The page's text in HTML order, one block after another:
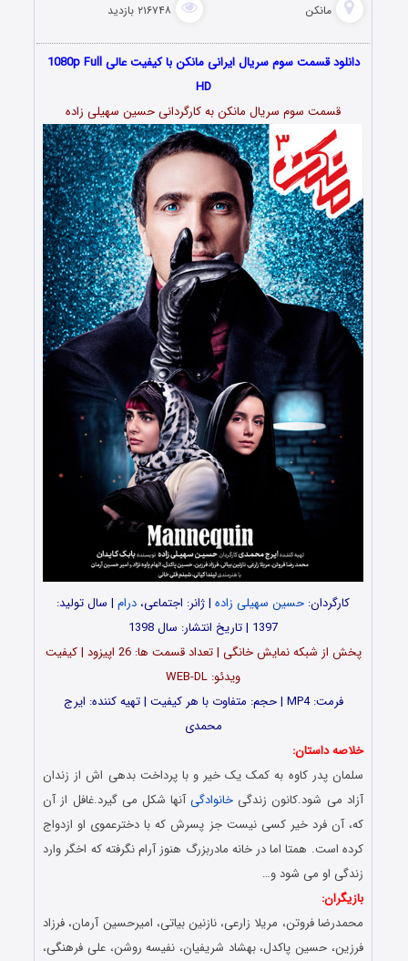
مانکن ۲۱۶۷۴۸ بازدید
دانلود قسمت سوم سریال ایرانی مانکن با کیفیت عالی 1080p Full
HD
قسمت سوم سریال مانکن به کارگردانی حسین سهیلی زاده
کارگردان: حسین سهیلی زاده | ژانر: اجتماعی، درام | سال تولید:
1397 | تاریخ انتشار: سال 1398
پخش از شبکه نمایش خانگی | تعداد قسمت ها: 26 اپیزود | کیفیت
ویدئو: WEB-DL
فرمت: MP4 | حجم: متفاوت با هر کیفیت | تهیه کننده:
ایرج
محمدی
خلاصه داستان:
سلمان پدر کاوه به کمک یک خیر و با پرداخت بدهی اش از زندان
آزاد می شود.کانون زندگی خانوادگیآنها شکل می گیرد.غافل از آن
که، آن فرد خیر کسی نیست جز پسرش که با دخترعموی او ازدواج
کرده است. همتا اما در خانه مادربزرگ هنوز آرام نگرفته که اخگر وارد
زندگی او می شود و…
بازیگران:
محمدرضا فروتن، مریلا زارعی، نازنین بیاتی، امیرحسین آرمان، فرزاد
فرزین، حسین پاکدل، بهشاد شریفیان، نفیسه روشن، علی فرهنگی،